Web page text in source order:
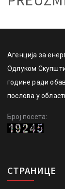
Агенција за
Одлуком
године ради
послова у
Број посета:
СТРАНИЦЕ